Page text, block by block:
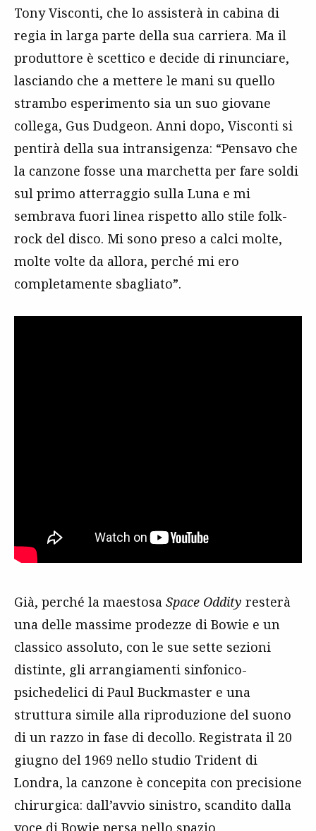
Tony Visconti, che lo assisterà in cabina di
regia in larga parte della sua carriera. Ma il
produttore è scettico e decide di rinunciare,
lasciando che a mettere le mani su quello
strambo esperimento sia un suo giovane
collega, Gus Dudgeon. Anni dopo, Visconti si
pentirà della sua intransigenza: “Pensavo che
la canzone fosse una marchetta per fare soldi
sul primo atterraggio sulla Luna e mi
sembrava fuori linea rispetto allo stile folk-
rock del disco. Mi sono preso a calci molte,
molte volte da allora, perché mi ero
completamente sbagliato”.
Già, perché la maestosa Space Oddity resterà
una delle massime prodezze di Bowie e un
classico assoluto, con le sue sette sezioni
distinte, gli arrangiamenti sinfonico-
psichedelici di Paul Buckmaster e una
struttura simile alla riproduzione del suono
di un razzo in fase di decollo. Registrata il 20
giugno del 1969 nello studio Trident di
Londra, la canzone è concepita con precisione
chirurgica: dall’avvio sinistro, scandito dalla
voce di Bowie persa nello spazio,